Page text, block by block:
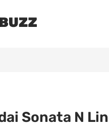
Sonata N